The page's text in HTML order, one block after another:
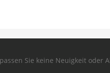
Sie keine Neuigkeit oder